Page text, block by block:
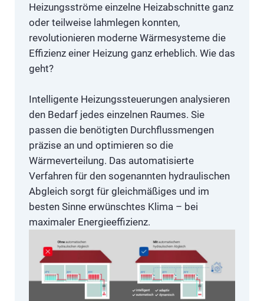
Heizungsströme einzelne Heizabschnitte ganz
oder teilweise lahmlegen konnten,
revolutionieren moderne Wärmesysteme die
Effizienz einer Heizung ganz erheblich. Wie das
geht?
Intelligente Heizungssteuerungen analysieren
den Bedarf jedes einzelnen Raumes. Sie
passen die benötigten Durchflussmengen
präzise an und optimieren so die
Wärmeverteilung. Das automatisierte
Verfahren für den sogenannten hydraulischen
Abgleich sorgt für gleichmäßiges und im
besten Sinne erwünschtes Klima – bei
maximaler Energieeffizienz.